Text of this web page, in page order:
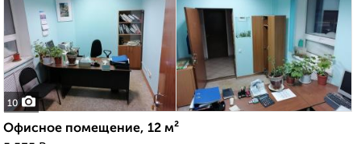
10
Офисное помещение, 12 м²